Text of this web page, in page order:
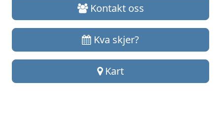
Kontakt oss
Kva skjer?
Kart